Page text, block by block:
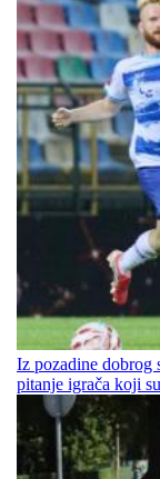
Iz pozadine dobrog
pitanje igrača koji